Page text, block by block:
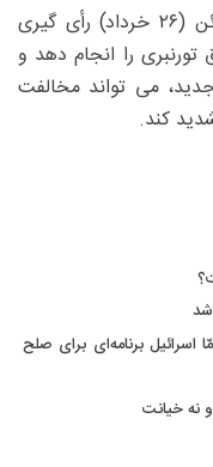
پارلمان اروپا قرار است در تاریخ ۱۶ ژوئن (۲۶ خرداد) رأی ‌گیری
تورنبری را انجام دهد و
می ‌تواند مخالفت
کند.
برنامه‌ای برای صلح
نه خیانت